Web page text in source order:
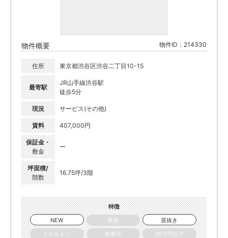
物件概要 物件ID：214330
住所 東京都渋谷区渋谷二丁目10-15
最寄駅
JR山手線渋谷駅
徒歩5分
現況 サービス(その他)
賃料 407,000円
保証金・
敷金
ー
坪面積/
階数
16.75坪/3階
特徴
NEW
更新
居抜き
スケルトン
飲食可
30万円以下